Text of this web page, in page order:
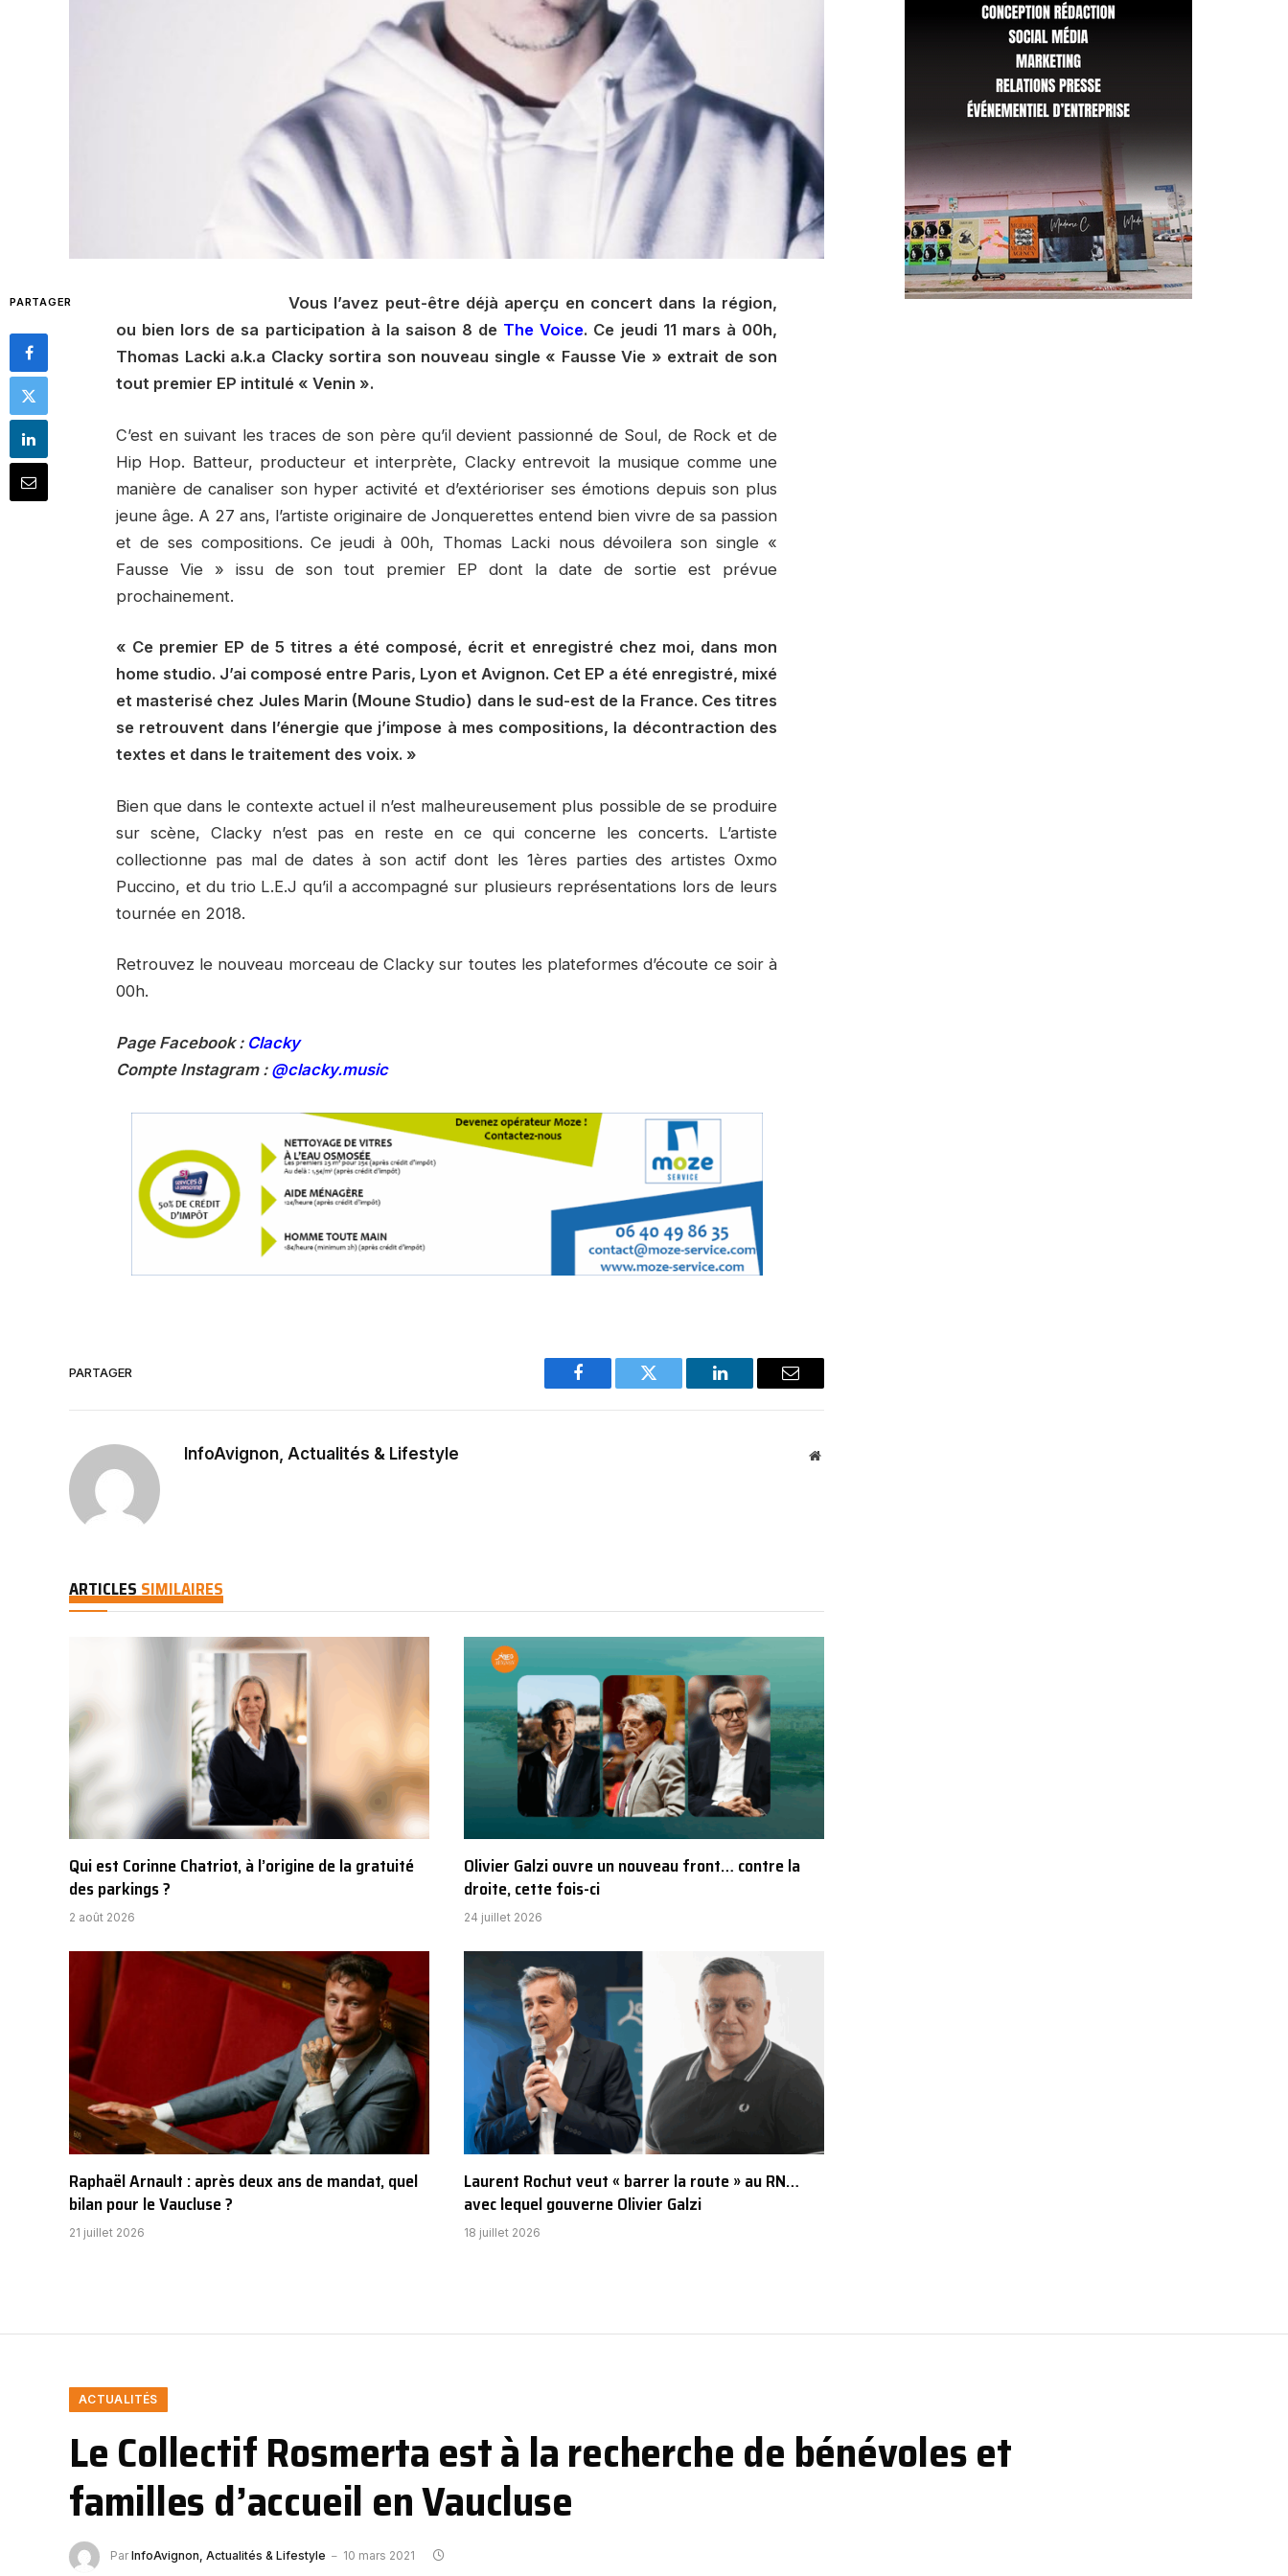
PARTAGER
Vous l’avez peut-être déjà aperçu en concert dans la région,
ou bien lors de sa participation à la saison 8 de The Voice. Ce jeudi 11 mars à 00h,
Thomas Lacki a.k.a Clacky sortira son nouveau single « Fausse Vie » extrait de son
tout premier EP intitulé « Venin ».
C’est en suivant les traces de son père qu’il devient passionné de Soul, de Rock et de
Hip Hop. Batteur, producteur et interprète, Clacky entrevoit la musique comme une
manière de canaliser son hyper activité et d’extérioriser ses émotions depuis son plus
jeune âge. A 27 ans, l’artiste originaire de Jonquerettes entend bien vivre de sa passion
et de ses compositions. Ce jeudi à 00h, Thomas Lacki nous dévoilera son single «
Fausse Vie » issu de son tout premier EP dont la date de sortie est prévue
prochainement.
« Ce premier EP de 5 titres a été composé, écrit et enregistré chez moi, dans mon
home studio. J’ai composé entre Paris, Lyon et Avignon. Cet EP a été enregistré, mixé
et masterisé chez Jules Marin (Moune Studio) dans le sud-est de la France. Ces titres
se retrouvent dans l’énergie que j’impose à mes compositions, la décontraction des
textes et dans le traitement des voix. »
Bien que dans le contexte actuel il n’est malheureusement plus possible de se produire
sur scène, Clacky n’est pas en reste en ce qui concerne les concerts. L’artiste
collectionne pas mal de dates à son actif dont les 1ères parties des artistes Oxmo
Puccino, et du trio L.E.J qu’il a accompagné sur plusieurs représentations lors de leurs
tournée en 2018.
Retrouvez le nouveau morceau de Clacky sur toutes les plateformes d’écoute ce soir à
00h.
Page Facebook : Clacky
Compte Instagram : @clacky.music
PARTAGER
Facebook Twitter LinkedIn Email
InfoAvignon, Actualités & Lifestyle Website
ARTICLES SIMILAIRES
Qui est Corinne Chatriot, à l’origine de la gratuité
des parkings ?
2 août 2026
Olivier Galzi ouvre un nouveau front… contre la
droite, cette fois-ci
24 juillet 2026
Raphaël Arnault : après deux ans de mandat, quel
bilan pour le Vaucluse ?
21 juillet 2026
Laurent Rochut veut « barrer la route » au RN…
avec lequel gouverne Olivier Galzi
18 juillet 2026
ACTUALITÉS
Le Collectif Rosmerta est à la recherche de bénévoles et
familles d’accueil en Vaucluse
Par InfoAvignon, Actualités & Lifestyle 10 mars 2021